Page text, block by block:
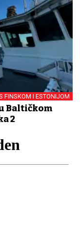
FINSKOM I ESTONIJOM
Baltičkom
2